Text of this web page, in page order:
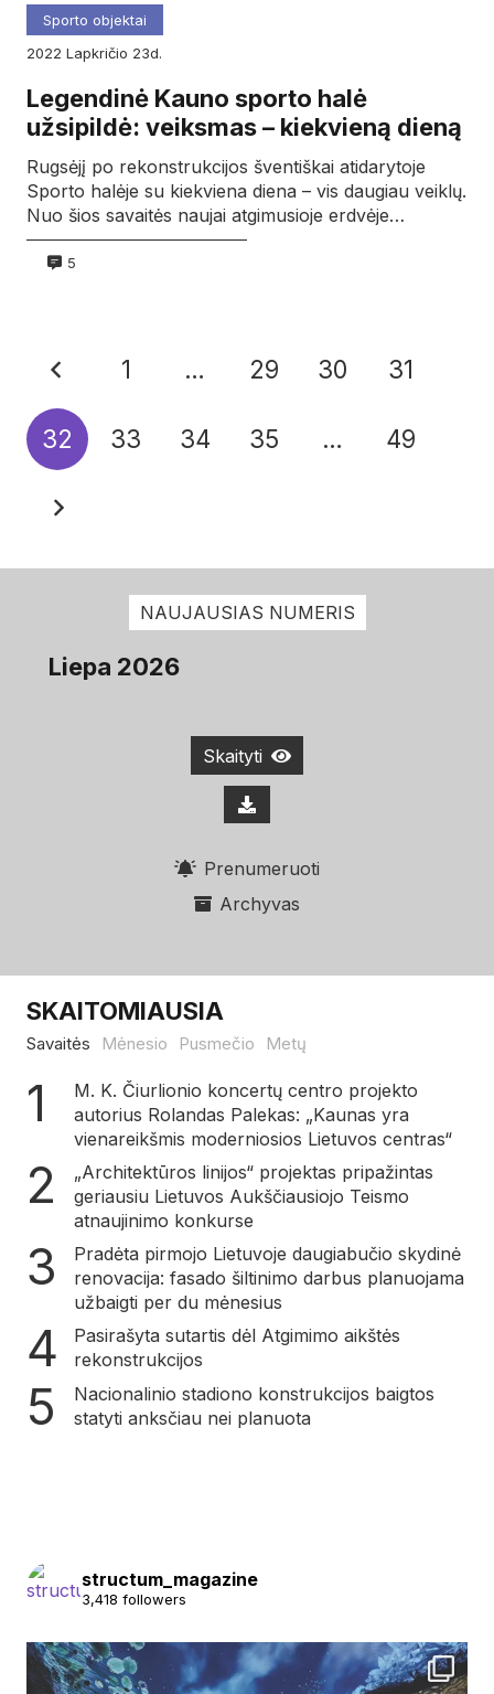
Sporto objektai
2022
lapkričio 23d.
Legendinė Kauno sporto halė
užsipildė: veiksmas – kiekvieną dieną
Rugsėjį po rekonstrukcijos šventiškai atidarytoje
Sporto halėje su kiekviena diena – vis daugiau veiklų.
Nuo šios savaitės naujai atgimusioje erdvėje…
5
1 … 29 30 31
32 33 34 35 … 49
NAUJAUSIAS NUMERIS
Liepa 2026
Skaityti
Prenumeruoti
Archyvas
SKAITOMIAUSIA
Savaitės Mėnesio Pusmečio Metų
M. K. Čiurlionio koncertų centro projekto
autorius Rolandas Palekas: „Kaunas yra
vienareikšmis moderniosios Lietuvos centras“
„Architektūros linijos“ projektas pripažintas
geriausiu Lietuvos Aukščiausiojo Teismo
atnaujinimo konkurse
Pradėta pirmojo Lietuvoje daugiabučio skydinė
renovacija: fasado šiltinimo darbus planuojama
užbaigti per du mėnesius
Pasirašyta sutartis dėl Atgimimo aikštės
rekonstrukcijos
Nacionalinio stadiono konstrukcijos baigtos
statyti anksčiau nei planuota
structum_magazine
3,418 followers